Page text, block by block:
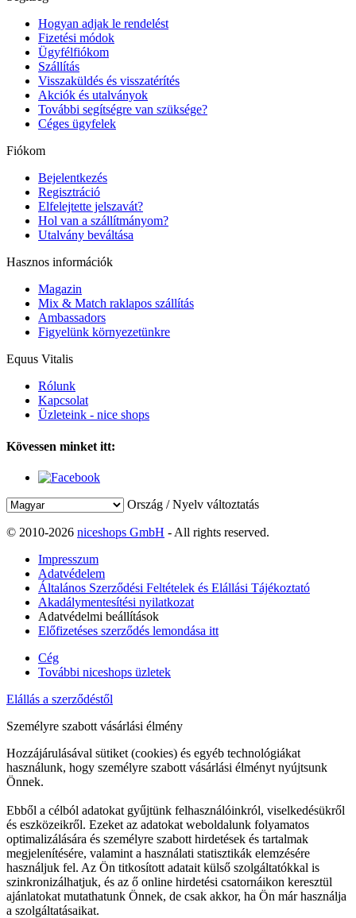
Hogyan adjak le rendelést
Fizetési módok
Ügyfélfiókom
Szállítás
Visszaküldés és visszatérítés
Akciók és utalványok
További segítségre van szüksége?
Céges ügyfelek
Fiókom
Bejelentkezés
Regisztráció
Elfelejtette jelszavát?
Hol van a szállítmányom?
Utalvány beváltása
Hasznos információk
Magazin
Mix & Match raklapos szállítás
Ambassadors
Figyelünk környezetünkre
Equus Vitalis
Rólunk
Kapcsolat
Üzleteink - nice shops
Kövessen minket itt:
Ország / Nyelv változtatás
© 2010-2026 niceshops GmbH - All rights reserved.
Impresszum
Adatvédelem
Általános Szerződési Feltételek és Elállási Tájékoztató
Akadálymentesítési nyilatkozat
Adatvédelmi beállítások
Előfizetéses szerződés lemondása itt
Cég
További niceshops üzletek
Elállás a szerződéstől
Személyre szabott vásárlási élmény
Hozzájárulásával sütiket (cookies) és egyéb technológiákat
használunk, hogy személyre szabott vásárlási élményt nyújtsunk
Önnek.
Ebből a célból adatokat gyűjtünk felhasználóinkról, viselkedésükről
és eszközeikről. Ezeket az adatokat weboldalunk folyamatos
optimalizálására és személyre szabott hirdetések és tartalmak
megjelenítésére, valamint a használati statisztikák elemzésére
használjuk fel. Az Ön titkosított adatait külső szolgáltatókkal is
szinkronizálhatjuk, és az ő online hirdetési csatornáikon keresztül
ajánlatokat mutathatunk Önnek, de csak akkor, ha Ön már használja
a szolgáltatásaikat.